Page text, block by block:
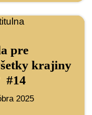
pre
krajiny
#14
2025